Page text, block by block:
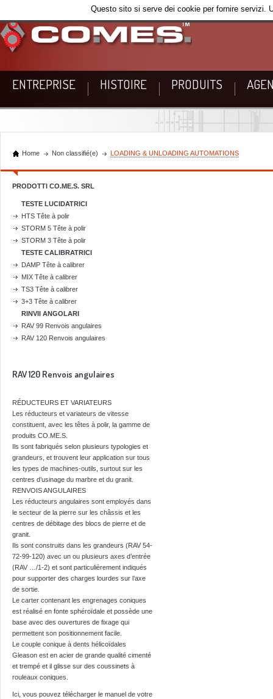
ENTREPRISE HISTOIRE PRODUITS
Home Non classifié(e) LOADING & UNLOADING AUTOMATIONS
PRODOTTI CO.ME.S. SRL
TESTE LUCIDATRICI
HTS Tête à polir
STORM 5 Tête à polir
STORM 3 Tête à polir
TESTE CALIBRATRICI
DAMP Tête à calibrer
MIX Tête à calibrer
TS3 Tête à calibrer
3+3 Tête à calibrer
RINVII ANGOLARI
RAV 99 Renvois angulaires
RAV 120 Renvois angulaires
RAV 120 Renvois angulaires
RÉDUCTEURS ET VARIATEURS
Les réducteurs et variateurs de vitesse
constituent, avec les têtes à polir, la gamme de
produits CO.ME.S.
Ils sont fabriqués selon plusieurs typologies et
grandeurs, et trouvent leur application sur tous
les types de machines-outils, surtout sur les
centres d’usinage du marbre et du granit.
RENVOIS ANGULAIRES
Les réducteurs angulaires sont employés dans
le secteur de la pierre sur les châssis et les
centres de débitage des blocs de pierre et de
granit.
Ils sont construits dans les grandeurs (RAV 54-
72-99-120) avec un ou plusieurs axes d’entrée
(RAV …/1-2) et sont particulièrement indiqués
pour supporter des charges lourdes sur l’axe
de sortie.
Le carter contenant les engrenages coniques
est réalisé en fonte sphéroïdale et possède une
base avec des ouvertures de fixage qui
permettent son positionnement facile.
Le couple conique à dents hélicoïdales
Gleason est en acier de grande qualité cimenté
et trempé et il glisse sur des coussinets à
rouleaux coniques.
Ici, vous pouvez télécharger le manuel de votre
Questo sito si serve dei cookie per fornire servizi.